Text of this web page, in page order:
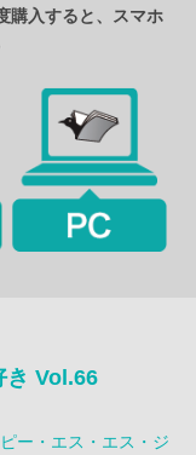
購入すると、スマホ
き Vol.66
ー・エス・エス・ジ